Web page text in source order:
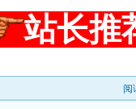
站长推
阅